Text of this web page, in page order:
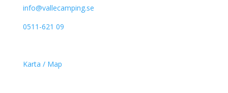
info@vallecamping.se
0511-621 09
Karta / Map